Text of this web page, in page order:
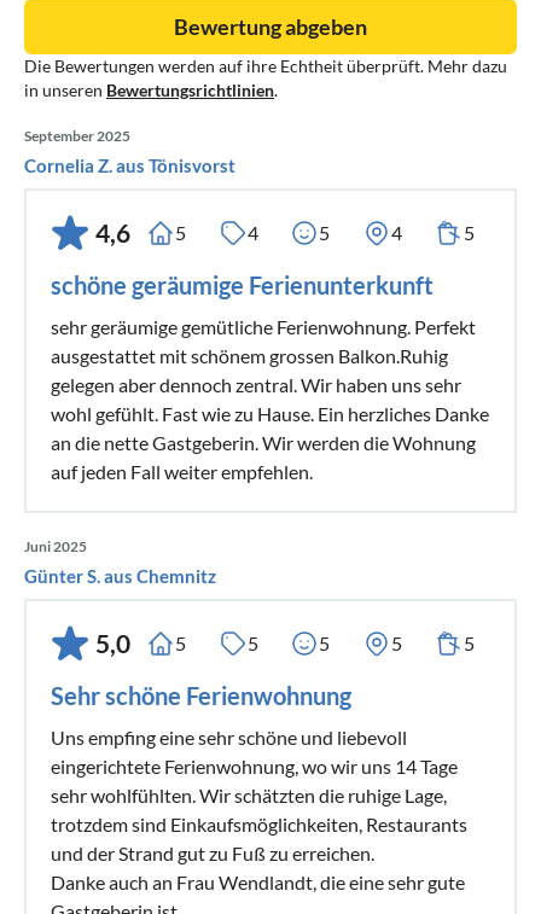
Die Bewertungen werden auf ihre Echtheit überprüft. Mehr dazu
in unseren Bewertungsrichtlinien.
Bewertung abgeben
September 2025
Cornelia Z. aus Tönisvorst
4,6 5 4 5 4 5
schöne geräumige Ferienunterkunft
sehr geräumige gemütliche Ferienwohnung. Perfekt
ausgestattet mit schönem grossen Balkon.Ruhig
gelegen aber dennoch zentral. Wir haben uns sehr
wohl gefühlt. Fast wie zu Hause. Ein herzliches Danke
an die nette Gastgeberin. Wir werden die Wohnung
auf jeden Fall weiter empfehlen.
Juni 2025
Günter S. aus Chemnitz
5,0 5 5 5 5 5
Sehr schöne Ferienwohnung
Uns empfing eine sehr schöne und liebevoll
eingerichtete Ferienwohnung, wo wir uns 14 Tage
sehr wohlfühlten. Wir schätzten die ruhige Lage,
trotzdem sind Einkaufsmöglichkeiten, Restaurants
und der Strand gut zu Fuß zu erreichen.
Danke auch an Frau Wendlandt, die eine sehr gute